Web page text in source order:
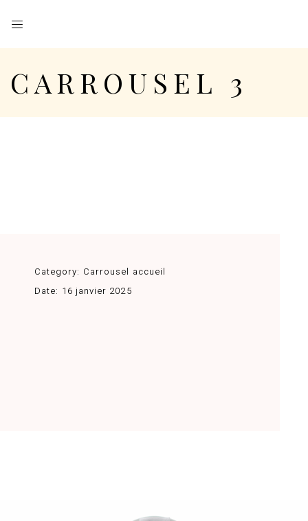
CARROUSEL 3
Category: Carrousel accueil
Date: 16 janvier 2025